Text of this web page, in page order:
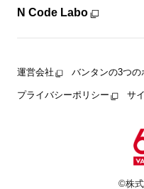
N Code Labo
運営会社 バンタンの3つの
プライバシーポリシー サ
©株